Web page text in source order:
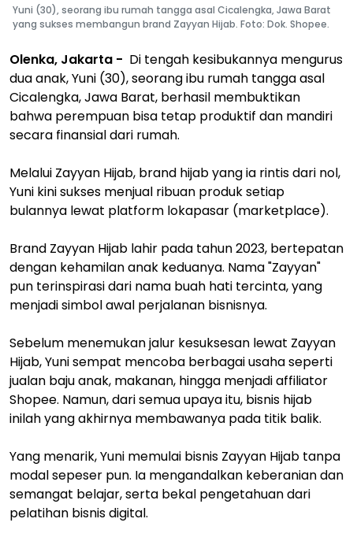
Yuni (30), seorang ibu rumah tangga asal Cicalengka, Jawa Barat
yang sukses membangun brand Zayyan Hijab. Foto: Dok. Shopee.
Olenka, Jakarta - Di tengah kesibukannya mengurus
dua anak, Yuni (30), seorang ibu rumah tangga asal
Cicalengka, Jawa Barat, berhasil membuktikan
bahwa perempuan bisa tetap produktif dan mandiri
secara finansial dari rumah.
Melalui Zayyan Hijab, brand hijab yang ia rintis dari nol,
Yuni kini sukses menjual ribuan produk setiap
bulannya lewat platform lokapasar (marketplace).
Brand Zayyan Hijab lahir pada tahun 2023, bertepatan
dengan kehamilan anak keduanya. Nama "Zayyan"
pun terinspirasi dari nama buah hati tercinta, yang
menjadi simbol awal perjalanan bisnisnya.
Sebelum menemukan jalur kesuksesan lewat Zayyan
Hijab, Yuni sempat mencoba berbagai usaha seperti
jualan baju anak, makanan, hingga menjadi affiliator
Shopee. Namun, dari semua upaya itu, bisnis hijab
inilah yang akhirnya membawanya pada titik balik.
Yang menarik, Yuni memulai bisnis Zayyan Hijab tanpa
modal sepeser pun. Ia mengandalkan keberanian dan
semangat belajar, serta bekal pengetahuan dari
pelatihan bisnis digital.